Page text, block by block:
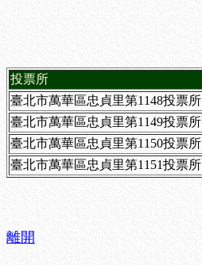
投票所
臺北市萬華區忠貞里第1148投票所
臺北市萬華區忠貞里第1149投票所
臺北市萬華區忠貞里第1150投票所
臺北市萬華區忠貞里第1151投票所
離開